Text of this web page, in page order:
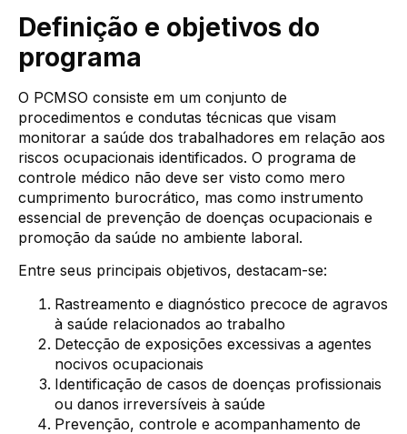
Definição e objetivos do
programa
O PCMSO consiste em um conjunto de
procedimentos e condutas técnicas que visam
monitorar a saúde dos trabalhadores em relação aos
riscos ocupacionais identificados. O programa de
controle médico não deve ser visto como mero
cumprimento burocrático, mas como instrumento
essencial de prevenção de doenças ocupacionais e
promoção da saúde no ambiente laboral.
Entre seus principais objetivos, destacam-se:
Rastreamento e diagnóstico precoce de agravos
à saúde relacionados ao trabalho
Detecção de exposições excessivas a agentes
nocivos ocupacionais
Identificação de casos de doenças profissionais
ou danos irreversíveis à saúde
Prevenção, controle e acompanhamento de